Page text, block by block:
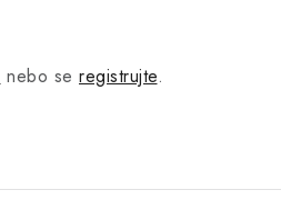
nebo se registrujte.